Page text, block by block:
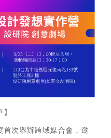
首次舉辦跨域媒合會，邀